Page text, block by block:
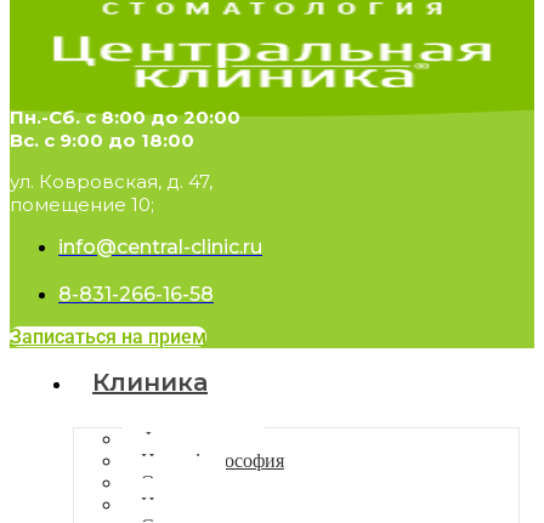
Пн.-Сб. с 8:00 до 20:00
Вс. с 9:00 до 18:00
ул. Ковровская, д. 47,
помещение 10;
info@central-clinic.ru
8-831-266-16-58
Записаться на прием
Клиника
Фотогалерея
Наша философия
Отзывы
Новости